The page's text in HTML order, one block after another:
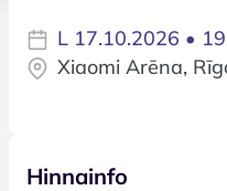
L 17.10.2026 •
Xiaomi Arēna,
Hinnainfo